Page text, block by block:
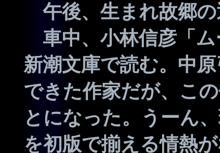
午後、生まれ故郷
車中、小林信彦「
新潮文庫で読む。中
できた作家だが、こ
とになった。うーん
を初版で揃える情熱